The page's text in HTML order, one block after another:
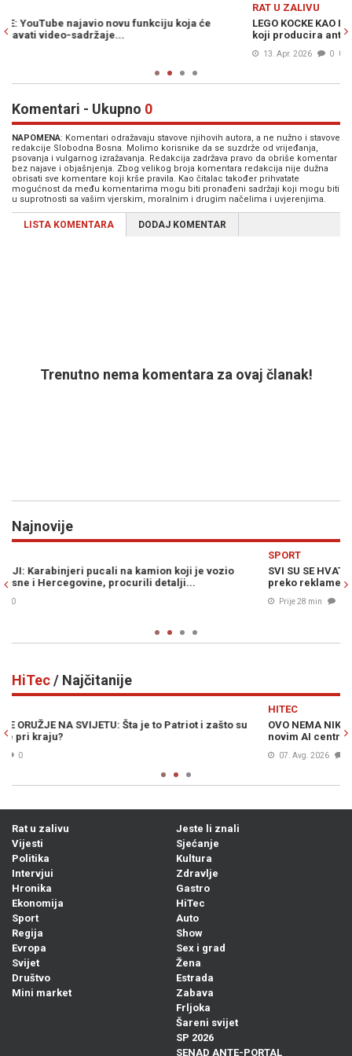
LEGO KOCKE KAO INSPIRACIJA: YouTube uklanja proiranski kanal
koji producira anti-Trampovske video snimke
Komentari - Ukupno 0
NAPOMENA: Komentari odražavaju stavove njihovih autora, a ne nužno i stavove
redakcije Slobodna Bosna. Molimo korisnike da se suzdrže od vrijeđanja,
psovanja i vulgarnog izražavanja. Redakcija zadržava pravo da obriše komentar
bez najave i objašnjenja. Zbog velikog broja komentara redakcija nije dužna
obrisati sve komentare koji krše pravila. Kao čitalac također prihvatate
mogućnost da među komentarima mogu biti pronađeni sadržaji koji mogu biti
u suprotnosti sa vašim vjerskim, moralnim i drugim načelima i uvjerenjima.
LISTA KOMENTARA DODAJ KOMENTAR
Trenutno nema komentara za ovaj članak!
Najnovije
SVI SU SE HVATALI ZA GLAVU: Postigao gol, pa proslavio skokom
preko reklame, a onda je uslijedila katastrofa...
HiTec/ Najčitanije
OVO NEMA NIKO NA SVIJETU: Kineski gigant obara sve rekorde s
novim AI centrom
Rat u zalivu
Vijesti
Politika
Intervjui
Hronika
Ekonomija
Sport
Regija
Evropa
Svijet
Društvo
Mini market
Jeste li znali
Sjećanje
Kultura
Zdravlje
Gastro
HiTec
Auto
Show
Sex i grad
Žena
Estrada
Zabava
Frljoka
Šareni svijet
SP 2026
SENAD ANTE-PORTAL